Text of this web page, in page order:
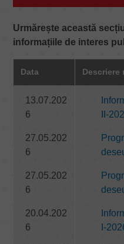
Urmărește această
informațiile de interes
Data Descriere
13.07.202
6
27.05.202
6
27.05.202
6
20.04.202
6
II-
I-